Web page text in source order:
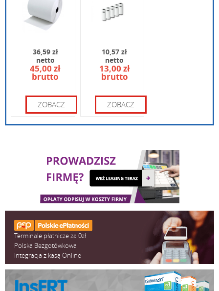
Wpisz kod widoczny na obrazku:
36,59 zł
netto
45,00 zł
brutto
ZOBACZ
10,57 zł
netto
13,00 zł
brutto
ZOBACZ
Terminale płatnicze za 0zł
Polska Bezgotówkowa
Integracja z kasą Online